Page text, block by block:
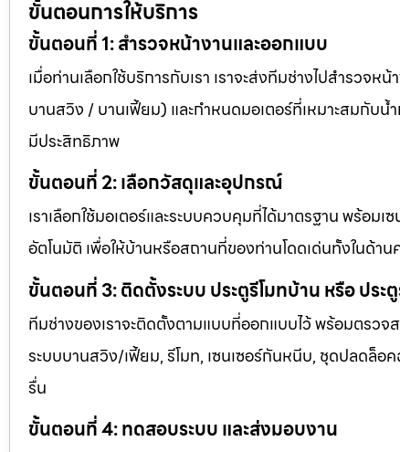
ขั้นตอนการให้บริการ
ขั้นตอนที่ 1: สำรวจหน้างานและออกแบบ
เมื่อท่านเลือกใช้บริการกับเรา เราจะส่งทีมช่างไปสำรวจ
บานสวิง / บานเฟี้ยม) และกำหนดมอเตอร์ที่เหมาะสมกับน้
มีประสิทธิภาพ
ขั้นตอนที่ 2: เลือกวัสดุและอุปกรณ์
เราเลือกใช้มอเตอร์และระบบควบคุมที่ได้มาตรฐาน พร้อ
อัตโนมัติ เพื่อให้บ้านหรือสถานที่ของท่านโดดเด่นทั้งในด้า
ขั้นตอนที่ 3: ติดตั้งระบบ ประตูรีโมทบ้าน หรือ ประ
ทีมช่างของเราจะติดตั้งตามแบบที่ออกแบบไว้ พร้อมตรว
ระบบบานสวิง/เฟี้ยม, รีโมท, เซนเซอร์กันหนีบ, ชุดปลดล็อ
รื่น
ขั้นตอนที่ 4: ทดสอบระบบ และส่งมอบงาน